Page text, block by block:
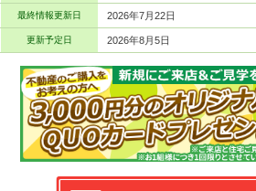
最終情報更新日 2026年7月22日
更新予定日 2026年8月5日